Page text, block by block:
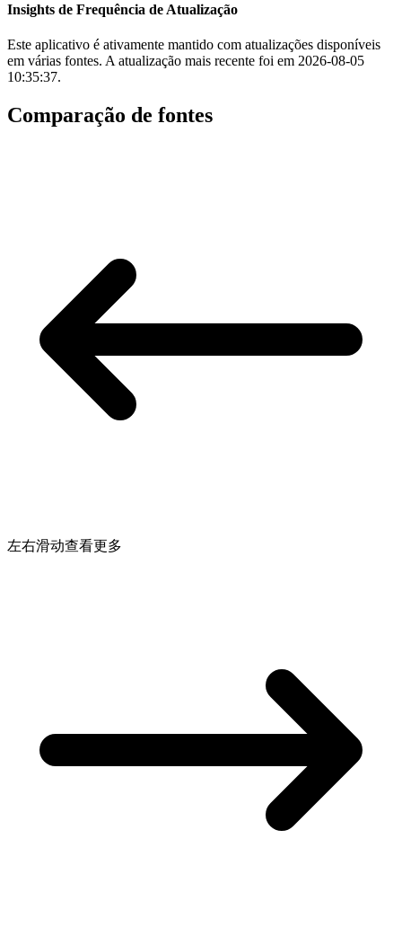
Insights de Frequência de Atualização
Este aplicativo é ativamente mantido com atualizações disponíveis
em várias fontes. A atualização mais recente foi em 2026-08-05
10:35:37.
Comparação de fontes
左右滑动查看更多